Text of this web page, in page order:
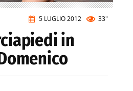
5 LUGLIO 2012 33"
in